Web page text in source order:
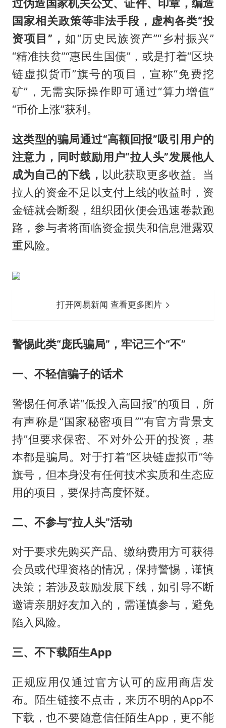
过伪造国家机关公文、证件、印章，编造
国家相关政策等非法手段，虚构各类“投
资项目”，如“历史民族资产”“乡村振兴”
“精准扶贫”“惠民生国债”，或是打着“区块
链虚拟货币”旗号的项目，宣称“免费挖
矿”，无需实际操作即可通过“算力增值”
“币价上涨”获利。
这类型的骗局通过“高额回报”吸引用户的
注意力，同时鼓励用户“拉人头”发展他人
成为自己的下线， 以此获取更多收益。当
拉人的资金不足以支付上线的收益时，资
金链就会断裂，组织团伙便会迅速卷款跑
路，参与者将面临资金损失和信息泄露双
重风险。
打开网易新闻 查看更多图片
警惕此类“庞氏骗局”，牢记三个“不”
一、不轻信骗子的话术
警惕任何承诺“低投入高回报”的项目，所
有声称是“国家秘密项目”“有官方背景支
持”但要求保密、不对外公开的投资，基
本都是骗局。对于打着“区块链虚拟币”等
旗号，但本身没有任何技术实质和生态应
用的项目，要保持高度怀疑。
二、不参与“拉人头”活动
对于要求先购买产品、缴纳费用方可获得
会员或代理资格的情况，保持警惕，谨慎
决策；若涉及鼓励发展下线，如引导不断
邀请亲朋好友加入的，需谨慎参与，避免
陷入风险。
三、不下载陌生App
正规应用仅通过官方认可的应用商店发
布。陌生链接不点击，来历不明的App不
下载，也不要随意信任陌生App，更不能